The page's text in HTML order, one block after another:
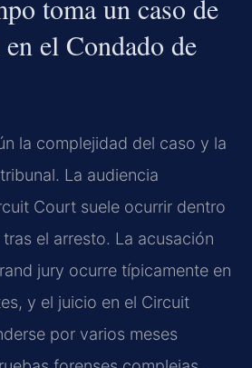
toma un caso de
el Condado de
la complejidad del caso y la
La audiencia
Court suele ocurrir dentro
el arresto. La acusación
jury ocurre típicamente en
y el juicio en el Circuit
por varios meses